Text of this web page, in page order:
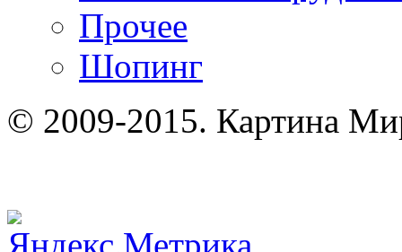
Прочее
Шопинг
© 2009-2015. Картина